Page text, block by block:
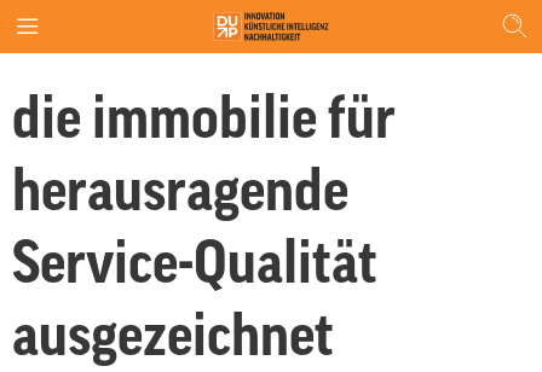
die immobilie für
herausragende
Service-Qualität
ausgezeichnet